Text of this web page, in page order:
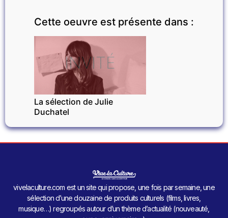
Cette oeuvre est présente dans :
INVITÉ
La sélection de Julie
Duchatel
vivelaculture.com est un site qui propose, une fois par semaine, une
sélection d’une douzaine de produits culturels (films, livres,
musique…) regroupés autour d’un thème d’actualité (nouveauté,